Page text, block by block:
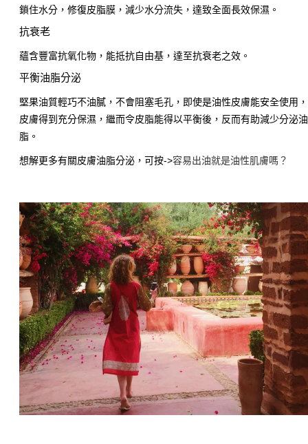
鎖住水分，修復皮脂膜，減少水分流失，達致全面長效保濕。
抗衰老
蘊含豐富抗氧化物，能抵抗自由基，達至抗衰老之效。
平衡油脂分泌
堅果油質輕巧不油膩，不會阻塞毛孔，即使是油性皮膚能安全使用，
皮膚得到充分保濕，繼而令皮脂能得以平衡後，反而有助減少分泌油
脂。
想解更多有關皮膚油脂分泌，可按->容易出油就是油性肌膚嗎？